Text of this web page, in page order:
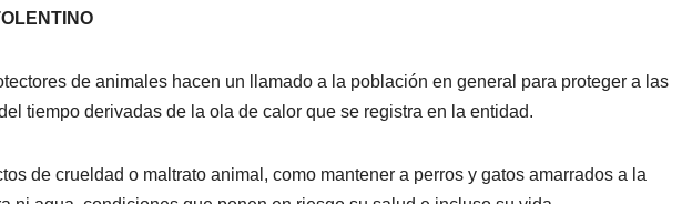
de animales hacen un llamado a la población en general para proteger a las
tiempo derivadas de la ola de calor que se registra en la entidad.
de crueldad o maltrato animal, como mantener a perros y gatos amarrados a la